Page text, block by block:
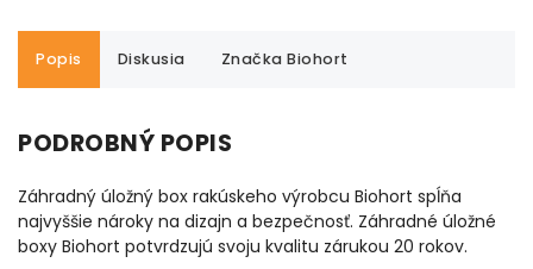
Popis Diskusia Značka Biohort
PODROBNÝ POPIS
Záhradný úložný box rakúskeho výrobcu Biohort spĺňa
najvyššie nároky na dizajn a bezpečnosť. Záhradné úložné
boxy Biohort potvrdzujú svoju kvalitu zárukou 20 rokov.